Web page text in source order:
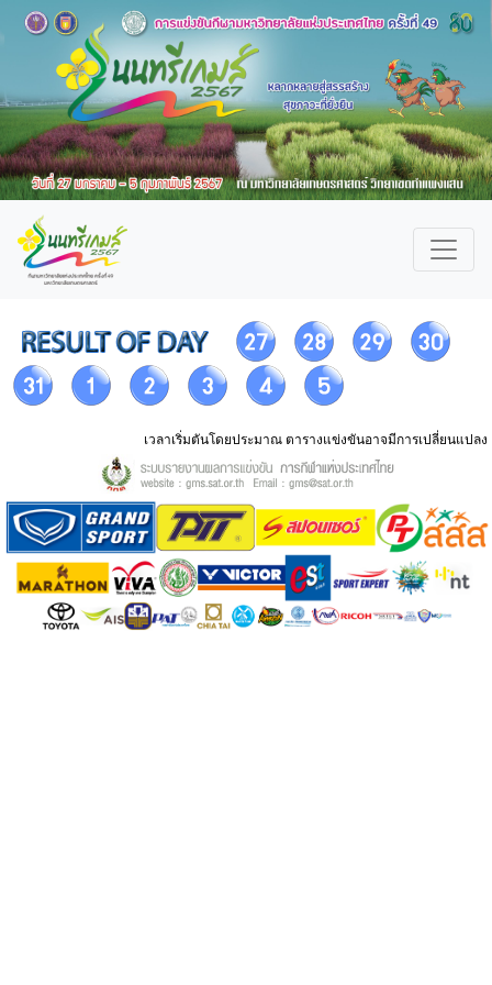
เวลาเริ่มตันโดยประมาณ ตารางแข่งขันอาจมีการเปลี่ยนแปลง